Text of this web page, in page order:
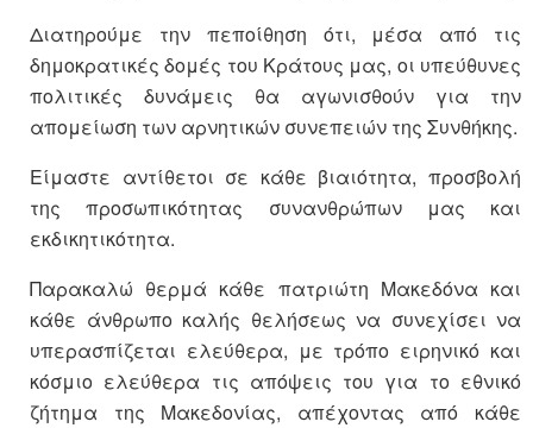
Διατηρούμε την πεποίθηση ότι, μέσα από τις
δημοκρατικές δομές του Κράτους μας, οι υπεύθυνες
πολιτικές δυνάμεις θα αγωνισθούν για την
απομείωση των αρνητικών συνεπειών της Συνθήκης.
Είμαστε αντίθετοι σε κάθε βιαιότητα, προσβολή
της προσωπικότητας συνανθρώπων μας και
εκδικητικότητα.
Παρακαλώ θερμά κάθε πατριώτη Μακεδόνα και
κάθε άνθρωπο καλής θελήσεως να συνεχίσει να
υπερασπίζεται ελεύθερα, με τρόπο ειρηνικό και
κόσμιο ελεύθερα τις απόψεις του για το εθνικό
ζήτημα της Μακεδονίας, απέχοντας από κάθε